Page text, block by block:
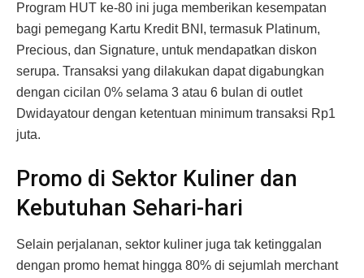
Program HUT ke-80 ini juga memberikan kesempatan
bagi pemegang Kartu Kredit BNI, termasuk Platinum,
Precious, dan Signature, untuk mendapatkan diskon
serupa. Transaksi yang dilakukan dapat digabungkan
dengan cicilan 0% selama 3 atau 6 bulan di outlet
Dwidayatour dengan ketentuan minimum transaksi Rp1
juta.
Promo di Sektor Kuliner dan
Kebutuhan Sehari-hari
Selain perjalanan, sektor kuliner juga tak ketinggalan
dengan promo hemat hingga 80% di sejumlah merchant